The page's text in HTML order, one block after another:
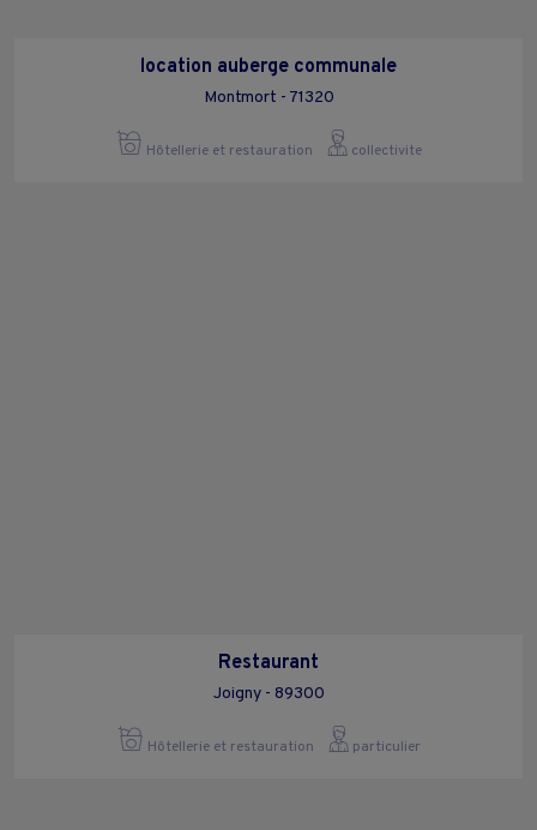
location auberge communale
Montmort - 71320
Hôtellerie et restauration collectivite
Restaurant
Joigny - 89300
Hôtellerie et restauration particulier